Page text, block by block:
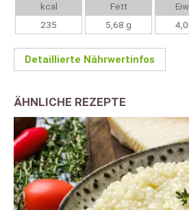
kcal
235
Fett
5,68 g
Detaillierte Nährwertinfos
ÄHNLICHE REZEPTE